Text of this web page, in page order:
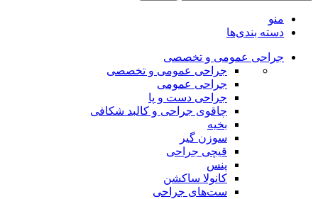
منو
دسته بندی‌ها
جراحی عمومی و تخصصی
جراحی عمومی و تخصصی
جراحی عمومی
جراحی دست و پا
چاقوی جراحی و کالبد شکافی
بخیه
سوزن‌ گیر
قیچی‌ جراحی
پنس
کانولا ساکشن
ست‌های جراحی